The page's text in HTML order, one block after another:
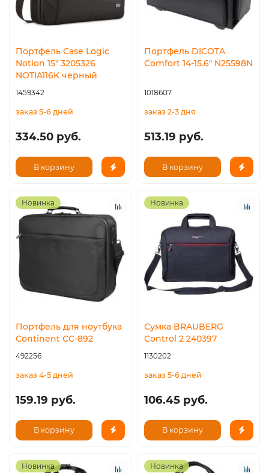
Портфель Case Logic
Notion 15" 3205326
NOTIA116K черный
1459342
заказ 5-6 дней
334.50 руб.
В корзину
Портфель DICOTA
Comfort 14-15.6" N25598N
1018607
заказ 2-3 дня
513.19 руб.
В корзину
Новинка
Портфель для ноутбука
Continent CC-892
492256
заказ 4-5 дней
159.19 руб.
В корзину
Новинка
Сумка BRAUBERG
Control 2 240397
1130202
заказ 5-6 дней
106.45 руб.
В корзину
Новинка Новинка